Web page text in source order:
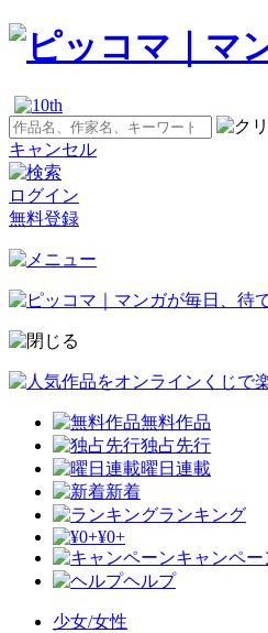
キャンセル
ログイン
無料登録
無料作品
独占先行
曜日連載
新着
ランキング
¥0+
キャンペー
ヘルプ
少女/女性